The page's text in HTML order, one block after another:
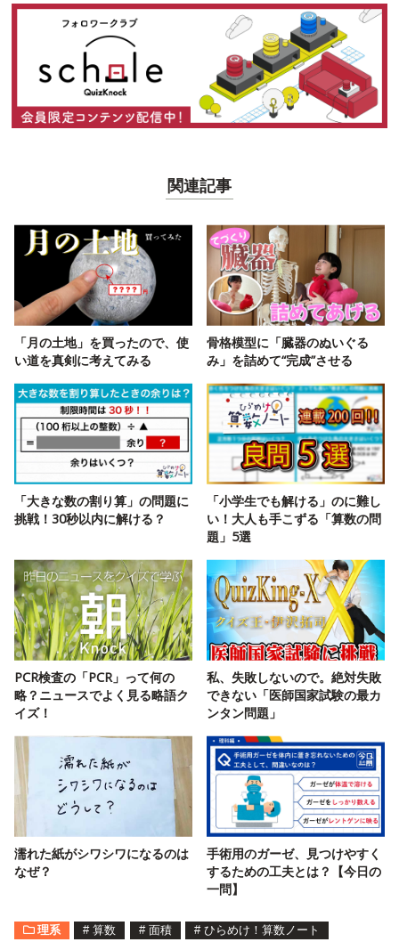
関連記事
「月の土地」を買ったので、使
い道を真剣に考えてみる
骨格模型に「臓器のぬいぐる
み」を詰めて“完成”させる
「大きな数の割り算」の問題に
挑戦！30秒以内に解ける？
「小学生でも解ける」のに難し
い！大人も手こずる「算数の問
題」5選
PCR検査の「PCR」って何の
略？ニュースでよく見る略語ク
イズ！
私、失敗しないので。絶対失敗
できない「医師国家試験の最カ
ンタン問題」
濡れた紙がシワシワになるのは
なぜ？
手術用のガーゼ、見つけやすく
するための工夫とは？【今日の
一問】
理系 # 算数 # 面積 # ひらめけ！算数ノート